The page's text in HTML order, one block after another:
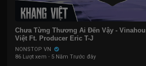
Chưa Từng Thương Ai Đến Vậy -
Việt Ft. Producer Eric T-J
NONSTOP VN
86 Lượt xem · 5 Năm Trước đây